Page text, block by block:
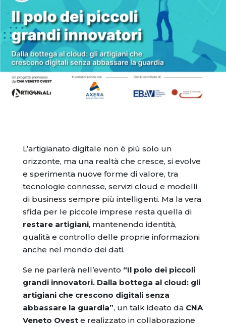
L’artigianato digitale non è più solo un
orizzonte, ma una realtà che cresce, si evolve
e sperimenta nuove forme di valore, tra
tecnologie connesse, servizi cloud e modelli
di business sempre più intelligenti. Ma la vera
sfida per le piccole imprese resta quella di
restare artigiani, mantenendo identità,
qualità e controllo delle proprie informazioni
anche nel mondo dei dati.
Se ne parlerà nell’evento “Il polo dei piccoli
grandi innovatori. Dalla bottega al cloud: gli
artigiani che crescono digitali senza
abbassare la guardia”, un talk ideato da CNA
Veneto Oveste realizzato in collaborazione